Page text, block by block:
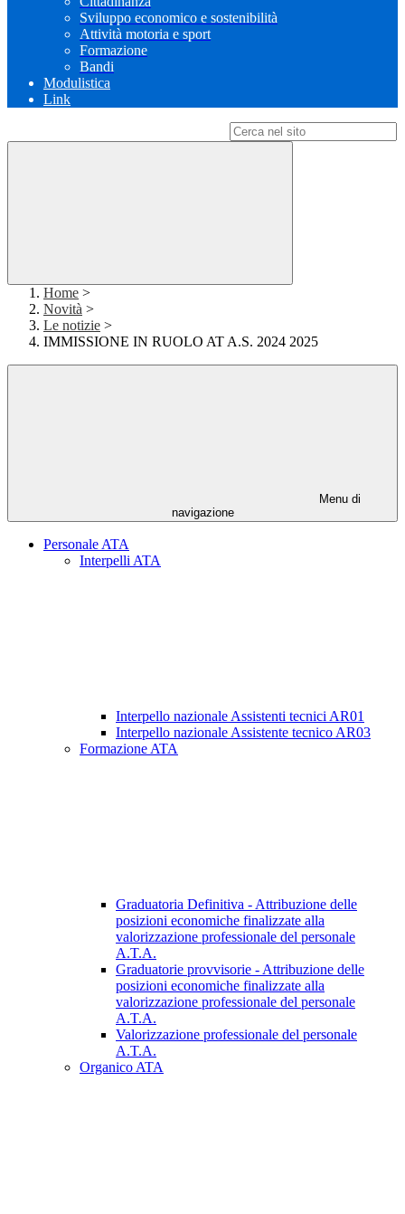
Sviluppo economico e sostenibilità
Attività motoria e sport
Formazione
Bandi
Modulistica
Link
Home >
Novità >
Le notizie >
IMMISSIONE IN RUOLO AT A.S. 2024 2025
Menu di
navigazione
Personale ATA
Interpelli ATA
Interpello nazionale Assistenti tecnici AR01
Interpello nazionale Assistente tecnico AR03
Formazione ATA
Graduatoria Definitiva - Attribuzione delle
posizioni economiche finalizzate alla
valorizzazione professionale del personale
A.T.A.
Graduatorie provvisorie - Attribuzione delle
posizioni economiche finalizzate alla
valorizzazione professionale del personale
A.T.A.
Valorizzazione professionale del personale
A.T.A.
Organico ATA